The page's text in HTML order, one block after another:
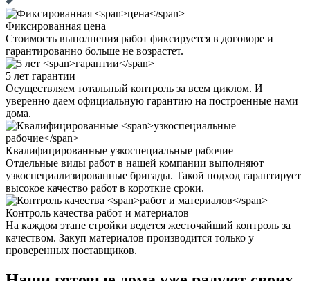
Фиксированная цена
Стоимость выполнения работ фиксируется в договоре и
гарантированно больше не возрастет.
5 лет гарантии
Осуществляем тотальный контроль за всем циклом. И
уверенно даем официальную гарантию на построенные нами
дома.
Квалифицированные узкоспециальные рабочие
Отдельные виды работ в нашей компании выполняют
узкоспециализированные бригады. Такой подход гарантирует
высокое качество работ в короткие сроки.
Контроль качества работ и материалов
На каждом этапе стройки ведется жесточайший контроль за
качеством. Закуп материалов производится только у
проверенных поставщиков.